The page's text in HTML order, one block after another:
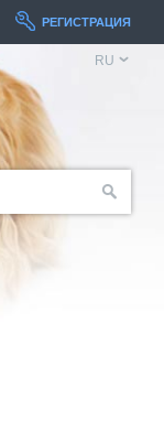
РЕГИСТРАЦИЯ
RU